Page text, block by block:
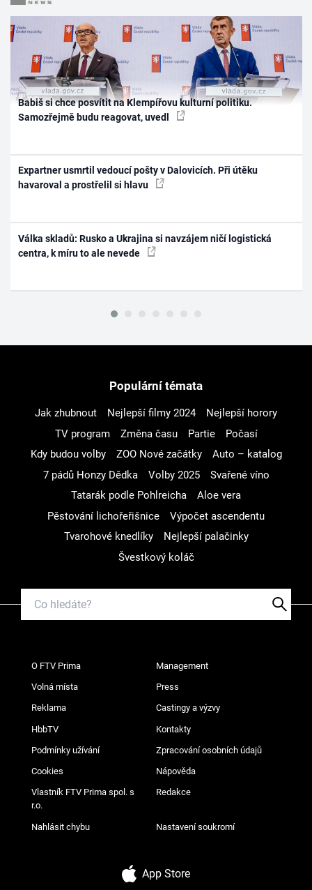
Babiš si chce posvítit na Klempířovu kulturní politiku.
Samozřejmě budu reagovat, uvedl
Expartner usmrtil vedoucí pošty v Dalovicích. Při útěku
havaroval a prostřelil si hlavu
Válka skladů: Rusko a Ukrajina si navzájem ničí logistická
centra, k míru to ale nevede
Populární témata
Jak zhubnout Nejlepší filmy 2024
Nejlepší horory
TV program
Změna času Partie
Počasí
Kdy budou volby
ZOO Nové začátky
Auto – katalog
7 pádů Honzy Dědka
Volby 2025
Svařené víno
Tatarák podle Pohlreicha
Aloe vera
Pěstování lichořeřišnice
Výpočet ascendentu
Tvarohové knedlíky
Nejlepší palačinky
Švestkový koláč
O FTV Prima Management
Volná místa Press
Reklama Castingy a výzvy
HbbTV Kontakty
Podmínky užívání Zpracování osobních údajů
Cookies Nápověda
Vlastník FTV Prima spol. s
r.o.
Redakce
Nahlásit chybu Nastavení soukromí
App Store